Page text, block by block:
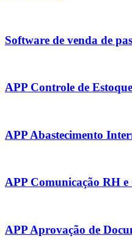
Software de venda de
APP Controle de Estoque
APP Abastecimento
APP Comunicação RH
APP Aprovação de